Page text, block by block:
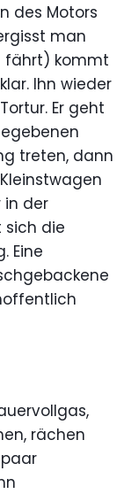
des Motors
man
fährt) kommt
Ihn wieder
Er geht
treten, dann
in der
sich die
Eine
rächen